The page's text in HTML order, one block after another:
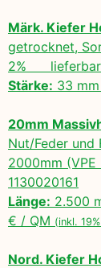
Märk. Kiefer
getrocknet,
2% lieferbar
Stärke: 33
20mm
Nut/Feder und
2000mm
1130020161
Länge: 2.500
€ / QM (inkl.
Nord. Kiefer